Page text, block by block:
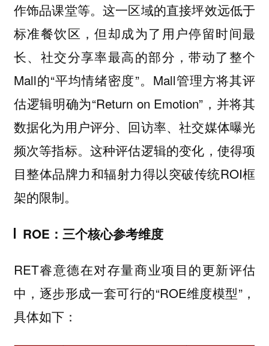
作饰品课堂等。这一区域的直接坪效远低于
标准餐饮区，但却成为了用户停留时间最
长、社交分享率最高的部分，带动了整个
Mall的“平均情绪密度”。Mall管理方将其评
估逻辑明确为“Return on Emotion”，并将其
数据化为用户评分、回访率、社交媒体曝光
频次等指标。这种评估逻辑的变化，使得项
目整体品牌力和辐射力得以突破传统ROI框
架的限制。
ROE：三个核心参考维度
RET睿意德在对存量商业项目的更新评估
中，逐步形成一套可行的“ROE维度模型”，
具体如下：